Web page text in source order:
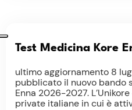
Test Medicina Kore
ultimo aggiornamento 8
pubblicato il nuovo bando
Enna 2026-2027.
private italiane in cui è